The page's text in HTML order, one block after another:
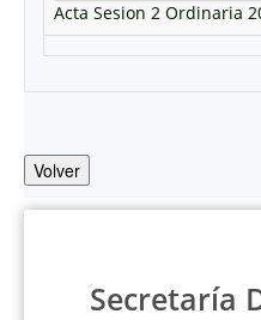
Acta Sesion 2 Ordinaria
Volver
Secretaría